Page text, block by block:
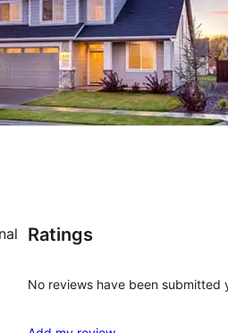
Ratings
No reviews have been submitted